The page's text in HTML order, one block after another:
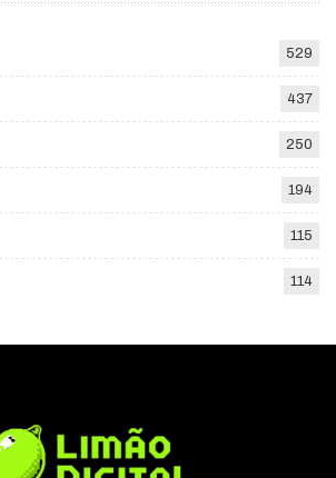
529
437
250
194
115
114